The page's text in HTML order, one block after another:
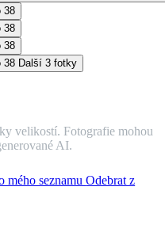
Další 3 fotky
velikostí. Fotografie mohou
AI.
mého seznamuOdebrat z